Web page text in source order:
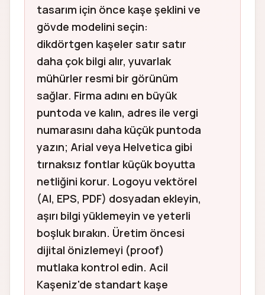
tasarım için önce kaşe şeklini ve
gövde modelini seçin:
dikdörtgen kaşeler satır satır
daha çok bilgi alır, yuvarlak
mühürler resmi bir görünüm
sağlar. Firma adını en büyük
puntoda ve kalın, adres ile vergi
numarasını daha küçük puntoda
yazın; Arial veya Helvetica gibi
tırnaksız fontlar küçük boyutta
netliğini korur. Logoyu vektörel
(AI, EPS, PDF) dosyadan ekleyin,
aşırı bilgi yüklemeyin ve yeterli
boşluk bırakın. Üretim öncesi
dijital önizlemeyi (proof)
mutlaka kontrol edin. Acil
Kaşeniz'de standart kaşe